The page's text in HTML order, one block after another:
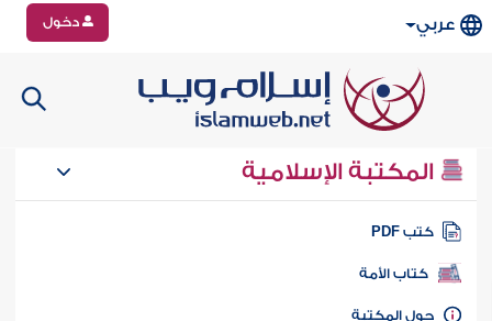
عربي دخول
المكتبة الإسلامية
كتب PDF
كتاب الأمة